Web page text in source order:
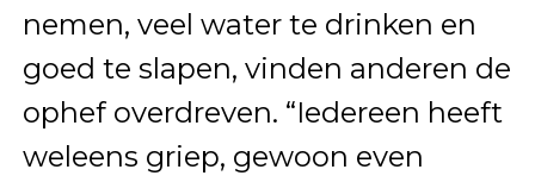
nemen, veel water te drinken en
goed te slapen, vinden anderen de
ophef overdreven. “Iedereen heeft
weleens griep, gewoon even